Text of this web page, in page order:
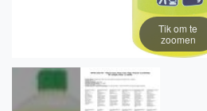
Tik om te
zoomen